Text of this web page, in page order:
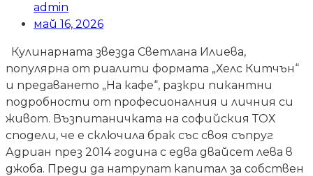
admin
май 16, 2026
Кулинарната звезда Светлана Илиева,
популярна от риалити формата „Хелс Китчън“
и предаването „На кафе“, разкри пикантни
подробности от професионалния и личния си
живот. Възпитаничката на софийския ТОХ
сподели, че е сключила брак със своя съпруг
Адриан през 2014 година с едва двайсет лева в
джоба. Преди да натрупат капитал за собствен